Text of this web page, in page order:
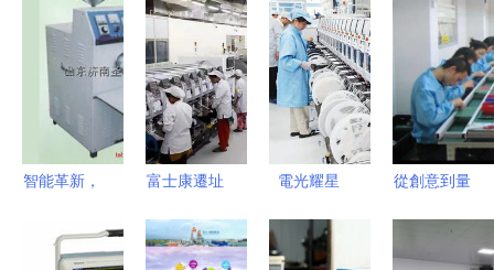
智能革新，
探秘山東電
富士康遷址
業遷移背后
電光耀星
全球 新中
從創意到量